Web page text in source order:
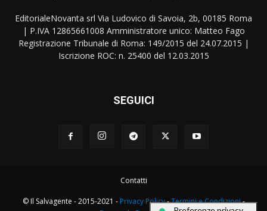
EditorialeNovanta srl Via Ludovico di Savoia, 2b, 00185 Roma
| P.IVA 12865661008 Amministratore unico: Matteo Fago
Registrazione Tribunale di Roma: 149/2015 del 24.07.2015 |
Iscrizione ROC: n. 25400 del 12.03.2015
SEGUICI
Contatti
© Il Salvagente - 2015-2021 - Privacy Policy-Termini e Condizioni-